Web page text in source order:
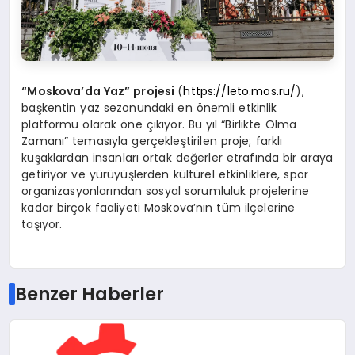
“Moskova’da Yaz” projesi (https://leto.mos.ru/),
başkentin yaz sezonundaki en önemli etkinlik
platformu olarak öne çıkıyor. Bu yıl “Birlikte Olma
Zamanı” temasıyla gerçekleştirilen proje; farklı
kuşaklardan insanları ortak değerler etrafında bir araya
getiriyor ve yürüyüşlerden kültürel etkinliklere, spor
organizasyonlarından sosyal sorumluluk projelerine
kadar birçok faaliyeti Moskova’nın tüm ilçelerine
taşıyor.
Benzer Haberler